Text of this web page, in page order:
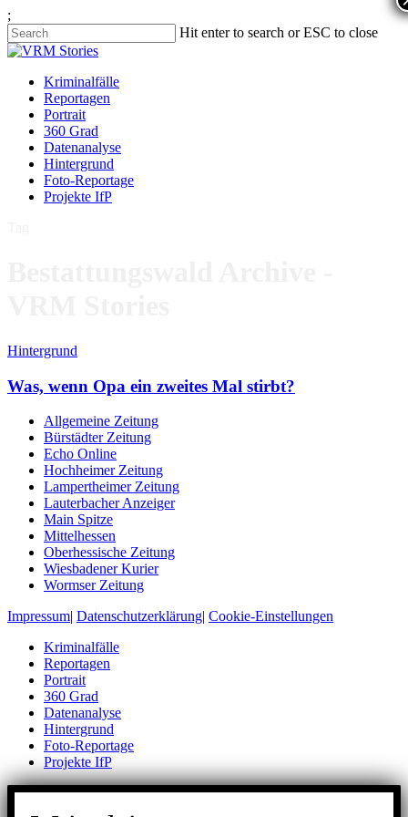
;
Hit enter to search or ESC to close
Kriminalfälle
Reportagen
Portrait
360 Grad
Datenanalyse
Hintergrund
Foto-Reportage
Projekte IfP
Hintergrund
Was, wenn Opa ein zweites Mal stirbt?
Allgemeine Zeitung
Bürstädter Zeitung
Echo Online
Hochheimer Zeitung
Lampertheimer Zeitung
Lauterbacher Anzeiger
Main Spitze
Mittelhessen
Oberhessische Zeitung
Wiesbadener Kurier
Wormser Zeitung
Impressum| Datenschutzerklärung| Cookie-Einstellungen
Kriminalfälle
Reportagen
Portrait
360 Grad
Datenanalyse
Hintergrund
Foto-Reportage
Projekte IfP